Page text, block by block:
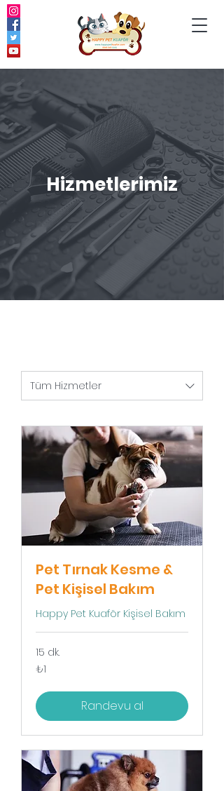
Hizmetlerimiz
Tüm Hizmetler
Pet Tırnak Kesme &
Pet Kişisel Bakım
Happy Pet Kuaför Kişisel Bakım
15 dk.
₺1
Türk
₺1
Randevu al